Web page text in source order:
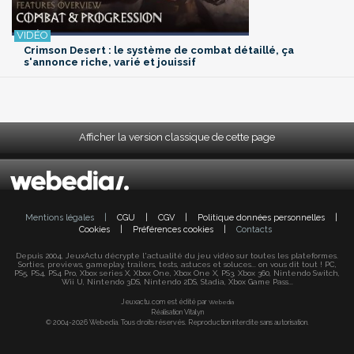
Crimson Desert : le système de combat détaillé, ça
s'annonce riche, varié et jouissif
Afficher la version classique de cette page
Mentions légales CGU CGV Politique données personnelles
Cookies
Préférences cookies Contacts
Depuis 2004, JeuxActu décrypte l'actualité du jeu vidéo sur toutes les plateformes.
Sorties, previews, gameplay, trailers, tests, astuces et soluces... on vous dit tout ! PC,
PS5, PS4, PS4 Pro, Xbox series X, Xbox One, Xbox One X, PS3, Xbox 360, Nintendo Switch,
Wii U, Nintendo 3DS, Nintendo 2DS, Stadia, Xbox Game Pass...
Jeuxactu.com est édité par Webedia
Réalisation Vitalyn
© 2004-2026 Webedia. Tous droits réservés. Reproduction interdite sans autorisation.